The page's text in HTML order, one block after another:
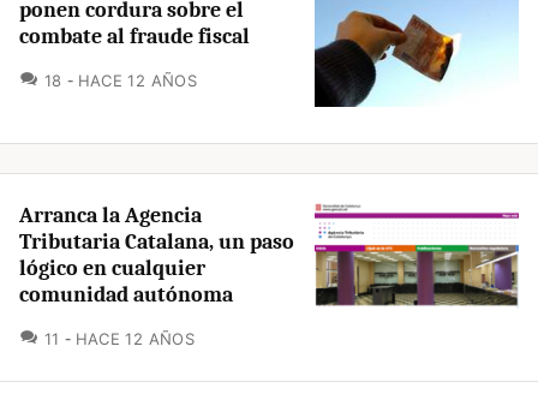
ponen cordura sobre el
combate al fraude fiscal
18 COMENTARIOS
HACE 12 AÑOS
Arranca la Agencia
Tributaria Catalana, un paso
lógico en cualquier
comunidad autónoma
11 COMENTARIOS
HACE 12 AÑOS